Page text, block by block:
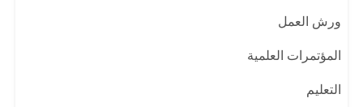
ورش العمل
المؤتمرات العلمية
التعليم